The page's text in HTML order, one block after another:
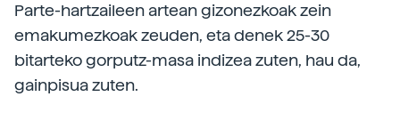
Parte-hartzaileen artean gizonezkoak zein
emakumezkoak zeuden, eta denek 25-30
bitarteko gorputz-masa indizea zuten, hau da,
gainpisua zuten.